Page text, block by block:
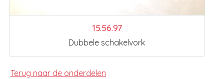
15.56.97
Dubbele schakelvork
Terug naar de onderdelen